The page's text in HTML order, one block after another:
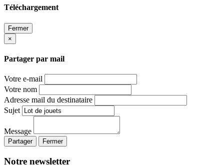
Téléchargement
Fermer
×
Partager par mail
Votre e-mail
Votre nom
Adresse mail du destinataire
Sujet
Message
Partager Fermer
Notre newsletter